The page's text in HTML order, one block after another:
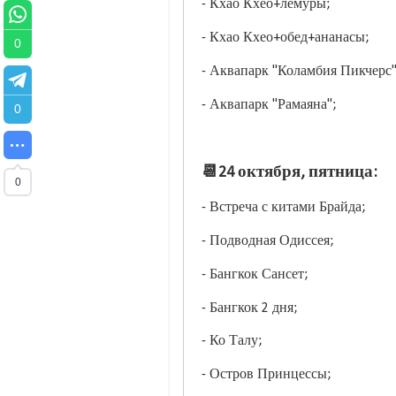
- Кхао Кхео+лемуры;
- Кхао Кхео+обед+ананасы;
- Аквапарк "Коламбия
- Аквапарк "Рамаяна";
📆24 октября, пятница:
- Встреча с китами Брайда;
- Подводная Одиссея;
- Бангкок Сансет;
- Бангкок 2 дня;
- Ко Талу;
- Остров Принцессы;
0
0
0